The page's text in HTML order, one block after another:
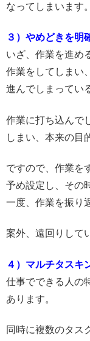
なってしまいます。
３）やめどきを明
いざ、作業を進め
作業をしてしまい
進んでしまってい
作業に打ち込んで
しまい、本来の目
ですので、作業を
予め設定し、その
一度、作業を振り
案外、遠回りして
４）マルチタスキ
仕事でできる人の
あります。
同時に複数のタス